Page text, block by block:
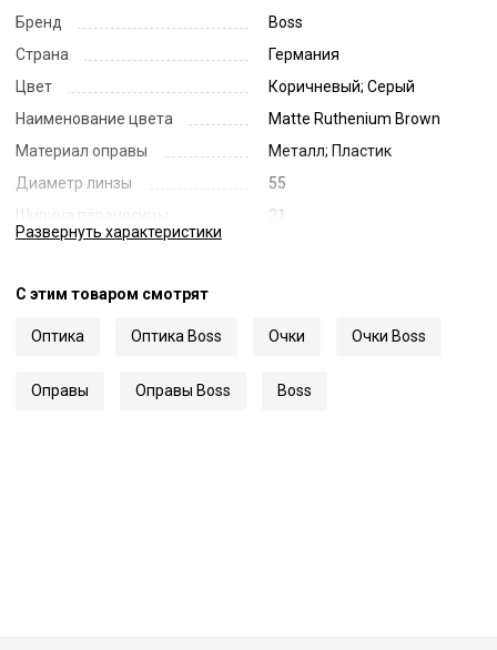
Бренд
Boss
Страна
Германия
Цвет
Коричневый; Серый
Наименование цвета
Matte Ruthenium Brown
Материал оправы
Металл; Пластик
Диаметр линзы
55
Ширина переносицы
21
Развернуть характеристики
С этим товаром смотрят
Оптика Оптика Boss Очки Очки Boss
Оправы Оправы Boss Boss